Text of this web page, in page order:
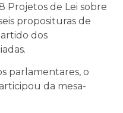
Projetos de Lei sobre
proposituras de
dos
parlamentares, o
da mesa-